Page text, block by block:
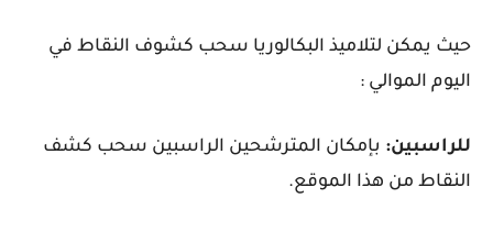
حيث يمكن لتلاميذ البكالوريا سحب كشوف النقاط في
اليوم الموالي :
للراسبين: بإمكان المترشحين الراسبين سحب كشف
النقاط من هذا الموقع.